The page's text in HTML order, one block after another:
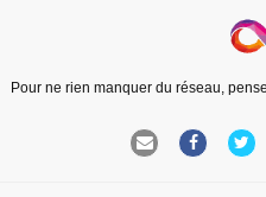
Pour ne rien manquer du réseau,